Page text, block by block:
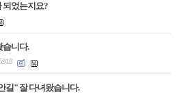
되었는지요?
습니다.
길" 잘 다녀왔습니다.